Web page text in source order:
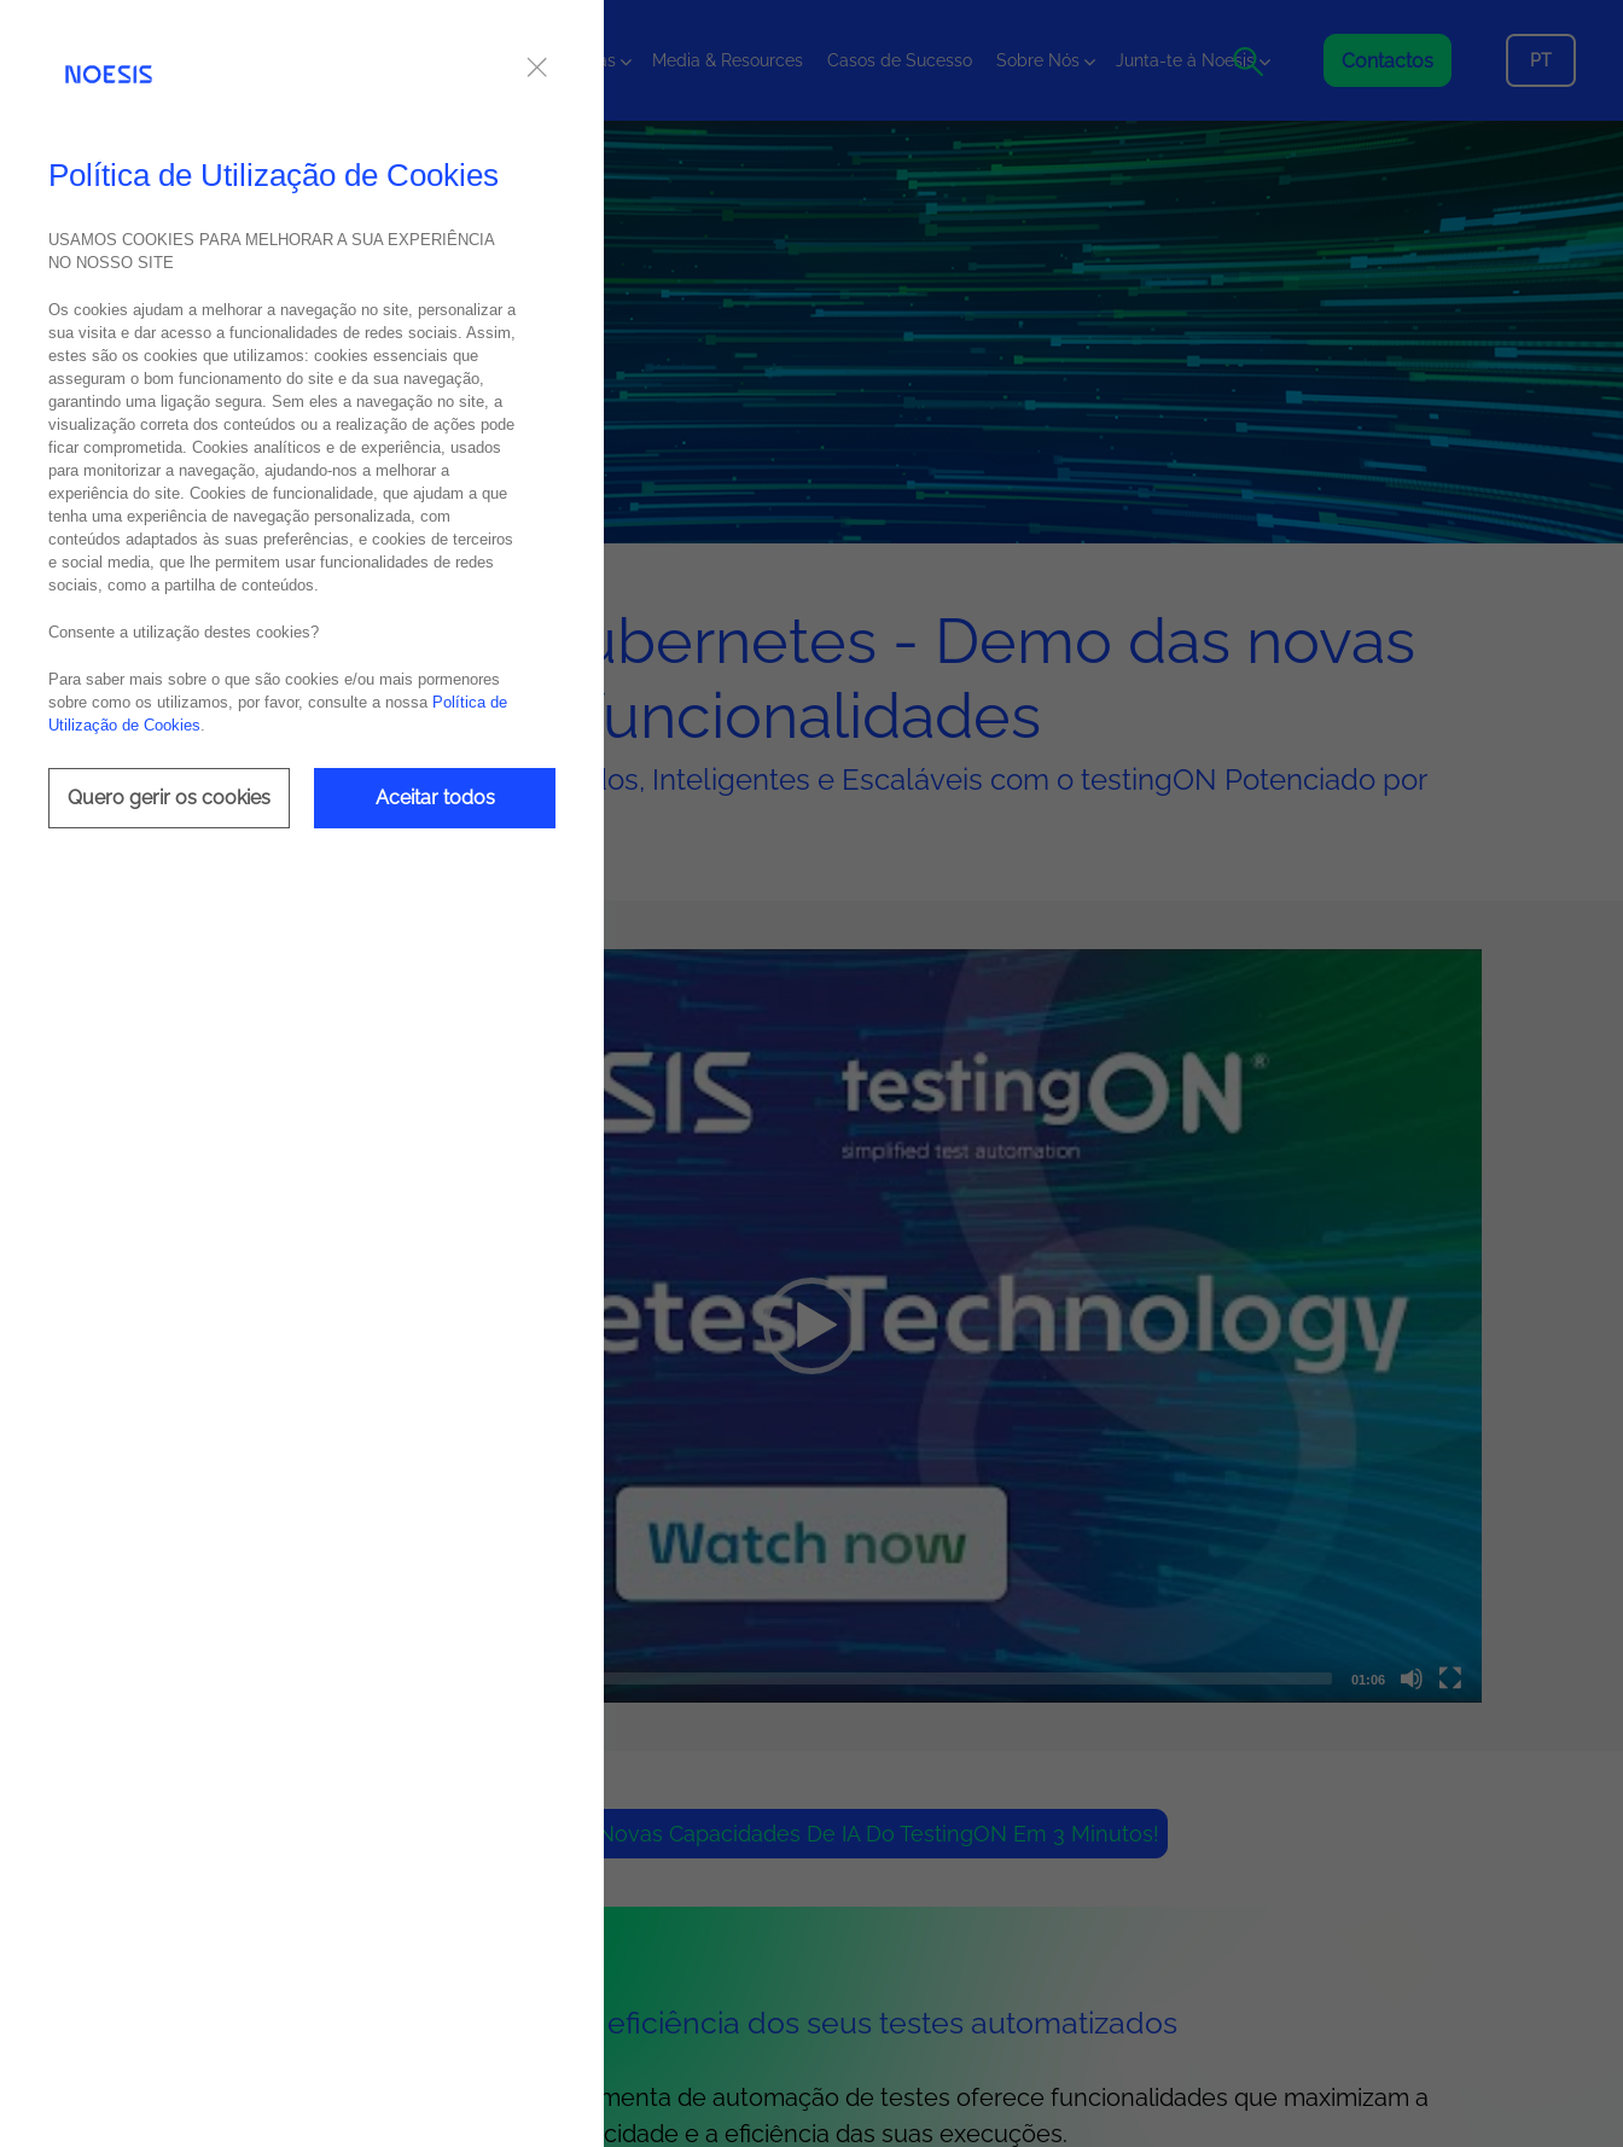
Tecnologias Media & Resources Casos de Sucesso Sobre Nós Junta-te à Noesis Contactos PT
Tecnologia Kubernetes - Demo das novas
funcionalidades
Execute Projetos de QA Mais Rápidos, Inteligentes e Escaláveis com o testingON Potenciado por
Kubernetes
01:06
Descubra As Novas Capacidades De IA Do TestingON Em 3 Minutos!
Aumente a eficiência dos seus testes automatizados
Descubra como esta poderosa ferramenta de automação de testes oferece funcionalidades que maximizam a
velocidade e a eficiência das suas execuções.
Política de Utilização de Cookies
USAMOS COOKIES PARA MELHORAR A SUA EXPERIÊNCIA
NO NOSSO SITE
Os cookies ajudam a melhorar a navegação no site, personalizar a
sua visita e dar acesso a funcionalidades de redes sociais. Assim,
estes são os cookies que utilizamos: cookies essenciais que
asseguram o bom funcionamento do site e da sua navegação,
garantindo uma ligação segura. Sem eles a navegação no site, a
visualização correta dos conteúdos ou a realização de ações pode
ficar comprometida. Cookies analíticos e de experiência, usados
para monitorizar a navegação, ajudando-nos a melhorar a
experiência do site. Cookies de funcionalidade, que ajudam a que
tenha uma experiência de navegação personalizada, com
conteúdos adaptados às suas preferências, e cookies de terceiros
e social media, que lhe permitem usar funcionalidades de redes
sociais, como a partilha de conteúdos.
Consente a utilização destes cookies?
Para saber mais sobre o que são cookies e/ou mais pormenores
sobre como os utilizamos, por favor, consulte a nossa Política de
Utilização de Cookies.
Quero gerir os cookies Aceitar todos